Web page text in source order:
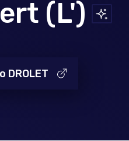
(L')
DROLET